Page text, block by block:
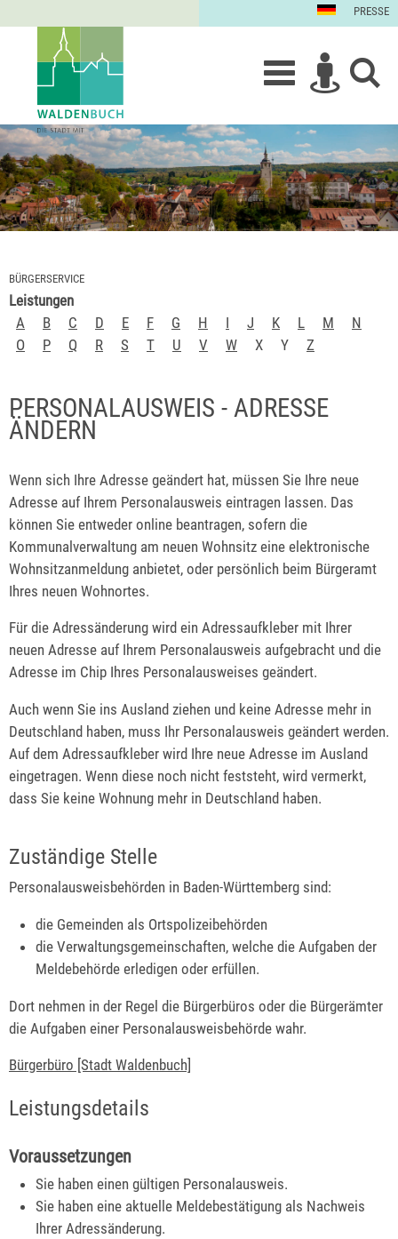
PRESSE
BÜRGERSERVICE
Leistungen
A
B C D E F G H I J K L M
N
O
P Q R S T U V W X Y Z
PERSONALAUSWEIS - ADRESSE
ÄNDERN
Wenn sich Ihre Adresse geändert hat, müssen Sie Ihre neue
Adresse auf Ihrem Personalausweis eintragen lassen. Das
können Sie entweder online beantragen, sofern die
Kommunalverwaltung am neuen Wohnsitz eine elektronische
Wohnsitzanmeldung anbietet, oder persönlich beim Bürgeramt
Ihres neuen Wohnortes.
Für die Adressänderung wird ein Adressaufkleber mit Ihrer
neuen Adresse auf Ihrem Personalausweis aufgebracht und die
Adresse im Chip Ihres Personalausweises geändert.
Auch wenn Sie ins Ausland ziehen und keine Adresse mehr in
Deutschland haben, muss Ihr Personalausweis geändert werden.
Auf dem Adressaufkleber wird Ihre neue Adresse im Ausland
eingetragen. Wenn diese noch nicht feststeht, wird vermerkt,
dass Sie keine Wohnung mehr in Deutschland haben.
Zuständige Stelle
Personalausweisbehörden in Baden-Württemberg sind:
die Gemeinden als Ortspolizeibehörden
die Verwaltungsgemeinschaften, welche die Aufgaben der
Meldebehörde erledigen oder erfüllen.
Dort nehmen in der Regel die Bürgerbüros oder die Bürgerämter
die Aufgaben einer Personalausweisbehörde wahr.
Bürgerbüro [Stadt Waldenbuch]
Leistungsdetails
Voraussetzungen
Sie haben einen gültigen Personalausweis.
Sie haben eine aktuelle Meldebestätigung als Nachweis
Ihrer Adressänderung.